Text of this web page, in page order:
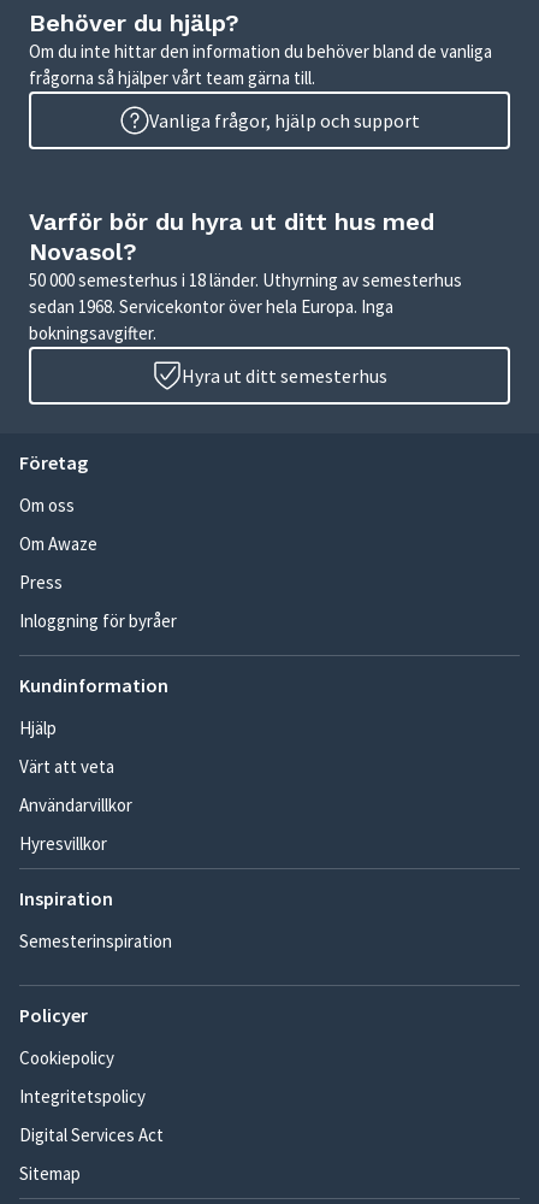
Behöver du hjälp?
Om du inte hittar den information du behöver bland de vanliga
frågorna så hjälper vårt team gärna till.
Vanliga frågor, hjälp och support
Varför bör du hyra ut ditt hus med
Novasol?
50 000 semesterhus i 18 länder. Uthyrning av semesterhus
sedan 1968. Servicekontor över hela Europa. Inga
bokningsavgifter.
Hyra ut ditt semesterhus
Företag
Om oss
Om Awaze
Press
Inloggning för byråer
Kundinformation
Hjälp
Värt att veta
Användarvillkor
Hyresvillkor
Inspiration
Semesterinspiration
Policyer
Cookiepolicy
Integritetspolicy
Digital Services Act
Sitemap